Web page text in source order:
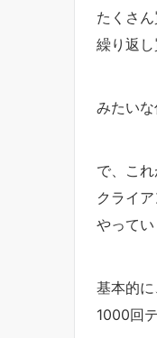
たくさ
繰り返し
みたいな
で、こ
クライ
やってい
基本的
1000回